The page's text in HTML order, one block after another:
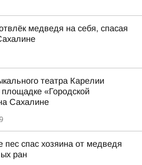
медведя на себя, спасая
театра Карелии
«Городской
Сахалине
пес спас хозяина от медведя
ран